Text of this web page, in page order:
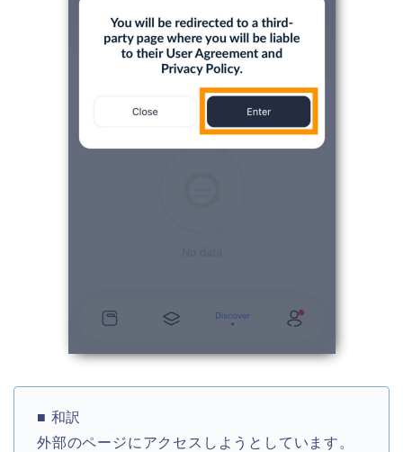
■ 和訳
外部のページにアクセスしようとしています。